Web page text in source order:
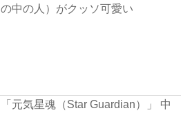
の中の人）がクッソ可愛い
「元気星魂（Star Guardian）」 中